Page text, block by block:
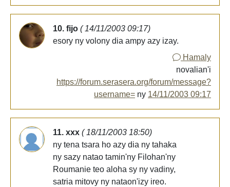
10. fijo ( 14/11/2003 09:17)
esory ny volony dia ampy azy izay.
Hamaly
novalian'i
https://forum.serasera.org/forum/message?
username= ny 14/11/2003 09:17
11. xxx ( 18/11/2003 18:50)
ny tena tsara ho azy dia ny tahaka
ny sazy natao tamin'ny Filohan'ny
Roumanie teo aloha sy ny vadiny,
satria mitovy ny nataon'izy ireo.